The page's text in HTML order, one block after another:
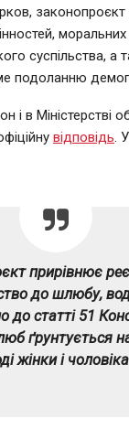
законопроєкт
моральних
суспільства,
подоланню
і в Міністерстві
відповідь.
прирівнює
до шлюбу,
до статті 51
ґрунтується
жінки і